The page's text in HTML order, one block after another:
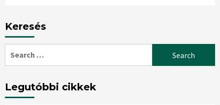
Keresés
Legutóbbi cikkek